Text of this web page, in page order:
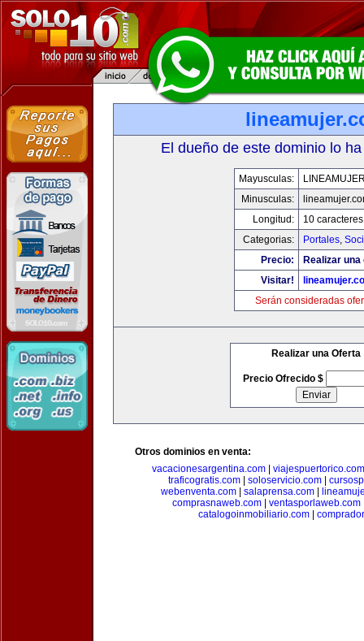
El dueño de este dominio lo
Mayusculas:
Minusculas:
Longitud:
10 caracteres
Categorias:
Portales,
Precio:
Realizar
Visitar!
Serán consideradas
Realizar una Oferta
Precio Ofrecido $
Otros dominios en venta:
vacacionesargentina.com
viajespuertorico.com
traficogratis.com| soloservicio.com|
webenventa.com
salaprensa.com
comprasnaweb.com
ventasporlaweb.com
catalogoinmobiliario.com|